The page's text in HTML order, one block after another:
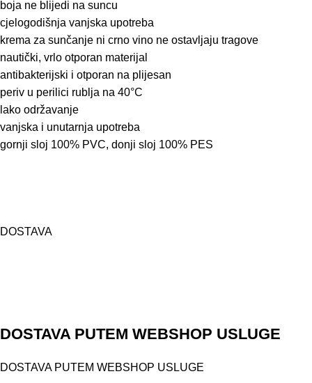
boja ne blijedi na suncu
cjelogodišnja vanjska upotreba
krema za sunčanje ni crno vino ne ostavljaju tragove
nautički, vrlo otporan materijal
antibakterijski i otporan na plijesan
periv u perilici rublja na 40°C
lako održavanje
vanjska i unutarnja upotreba
gornji sloj 100% PVC, donji sloj 100% PES
DOSTAVA
DOSTAVA PUTEM WEBSHOP USLUGE
DOSTAVA PUTEM WEBSHOP USLUGE